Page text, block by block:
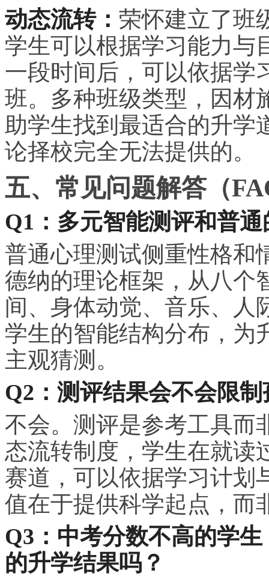
动态流转： 荣怀建立了
学生可以根据学习能力与
一段时间后，可以依据学
班。多种班级类型，因材
助学生找到最适合的升学
论择校完全无法提供的。
五、常见问题解答（
Q1：多元智能测评和普
普通心理测试侧重性格和
德纳的理论框架，从八个
间、身体动觉、音乐、人
学生的智能结构分布，为
主观猜测。
Q2：测评结果会不会限
不会。测评是参考工具而
态流转制度，学生在就读
赛道，可以依据学习计划
值在于提供科学起点，而
Q3：中考分数不高的学
的升学结果吗？